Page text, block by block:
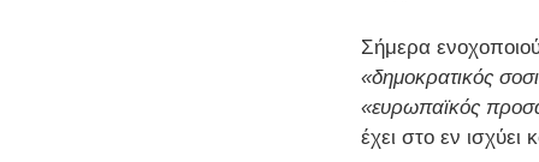
Σήμερα
«δημοκρατικός
«ευρωπαϊκός
έχει στο εν ισχύει